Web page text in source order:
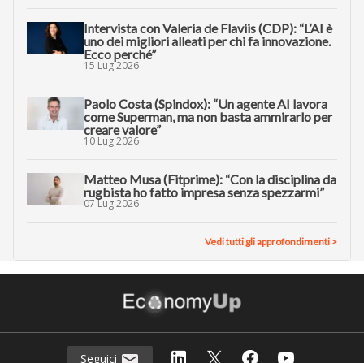
Intervista con Valeria de Flaviis (CDP): “L’AI è
uno dei migliori alleati per chi fa innovazione.
Ecco perché”
15 Lug 2026
Paolo Costa (Spindox): “Un agente AI lavora
come Superman, ma non basta ammirarlo per
creare valore”
10 Lug 2026
Matteo Musa (Fitprime): “Con la disciplina da
rugbista ho fatto impresa senza spezzarmi”
07 Lug 2026
Vedi tutti gli approfondimenti >
Seguici